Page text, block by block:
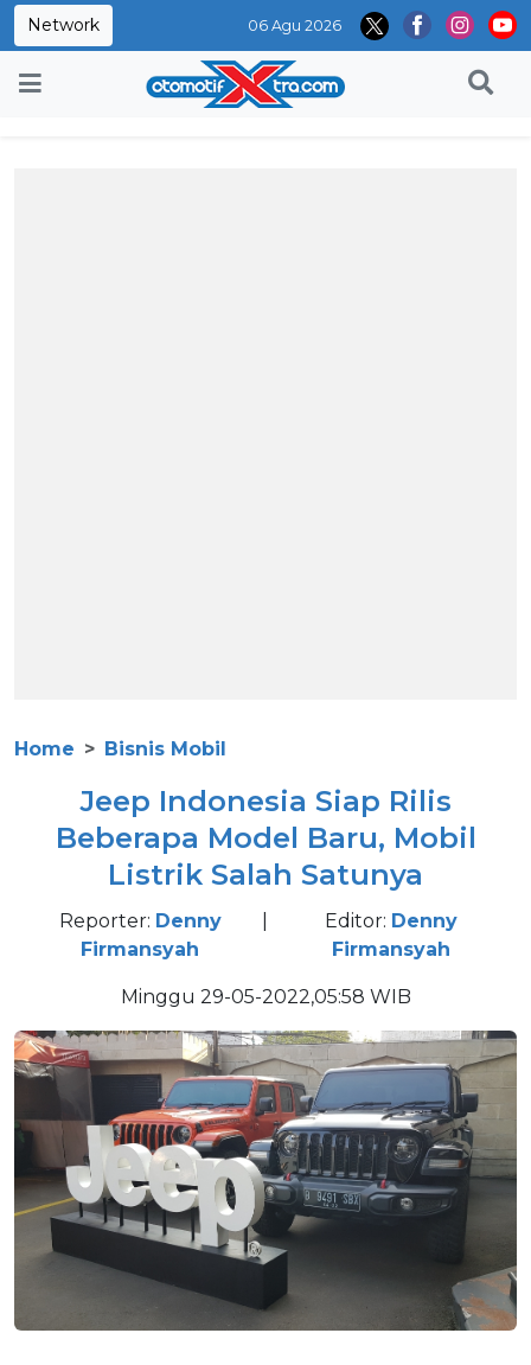
Network 06 Agu 2026
Home Bisnis Mobil
Jeep Indonesia Siap Rilis
Beberapa Model Baru, Mobil
Listrik Salah Satunya
Reporter: Denny
Firmansyah
Editor: Denny
Firmansyah
Minggu 29-05-2022,05:58 WIB